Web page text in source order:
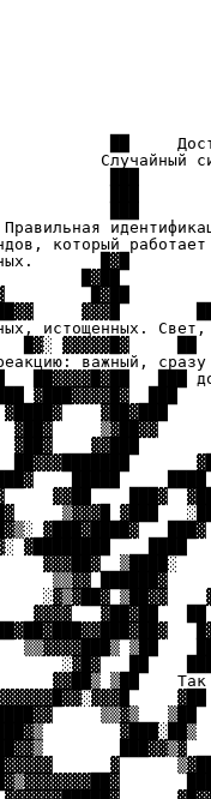
в
который
▓▓███ ▓░
█████ ████
███▓
▒▓▓▓█
▒▒▓▓
░▓▒▓██▓
▓▓▓▓
███ ▓█▓
Так
▒██
▓